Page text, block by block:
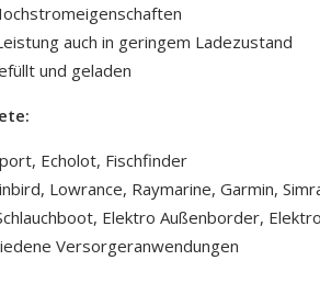
auch in geringem Ladezustand
und geladen
Echolot, Fischfinder
Lowrance, Raymarine, Garmin,
Elektro Außenborder,
Versorgeranwendungen